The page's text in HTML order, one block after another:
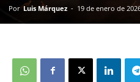
Por Luis Márquez - 19 de enero de